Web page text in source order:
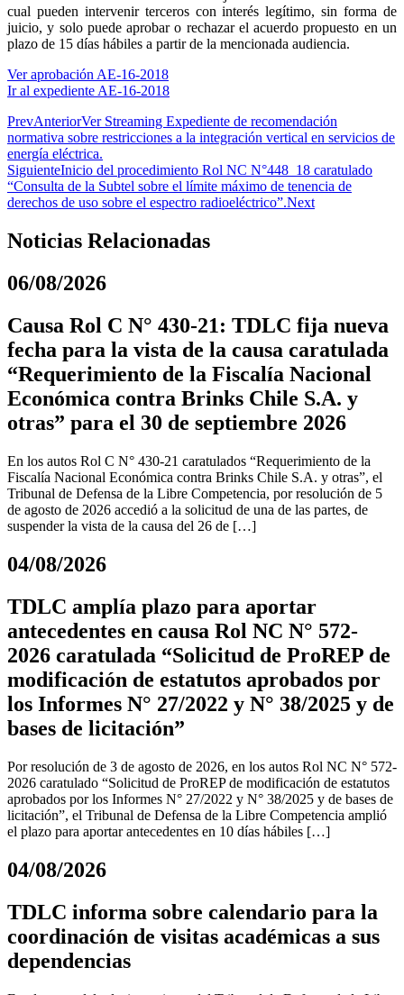
cual pueden intervenir terceros con interés legítimo, sin forma de
juicio, y solo puede aprobar o rechazar el acuerdo propuesto en un
plazo de 15 días hábiles a partir de la mencionada audiencia.
Ver aprobación AE-16-2018
Ir al expediente AE-16-2018
PrevAnteriorVer Streaming Expediente de recomendación
normativa sobre restricciones a la integración vertical en servicios de
energía eléctrica.
SiguienteInicio del procedimiento Rol NC N°448_18 caratulado
“Consulta de la Subtel sobre el límite máximo de tenencia de
derechos de uso sobre el espectro radioeléctrico”.Next
Noticias Relacionadas
06/08/2026
Causa Rol C N° 430-21: TDLC fija nueva
fecha para la vista de la causa caratulada
“Requerimiento de la Fiscalía Nacional
Económica contra Brinks Chile S.A. y
otras” para el 30 de septiembre 2026
En los autos Rol C N° 430-21 caratulados “Requerimiento de la
Fiscalía Nacional Económica contra Brinks Chile S.A. y otras”, el
Tribunal de Defensa de la Libre Competencia, por resolución de 5
de agosto de 2026 accedió a la solicitud de una de las partes, de
suspender la vista de la causa del 26 de […]
04/08/2026
TDLC amplía plazo para aportar
antecedentes en causa Rol NC N° 572-
2026 caratulada “Solicitud de ProREP de
modificación de estatutos aprobados por
los Informes N° 27/2022 y N° 38/2025 y de
bases de licitación”
Por resolución de 3 de agosto de 2026, en los autos Rol NC N° 572-
2026 caratulado “Solicitud de ProREP de modificación de estatutos
aprobados por los Informes N° 27/2022 y N° 38/2025 y de bases de
licitación”, el Tribunal de Defensa de la Libre Competencia amplió
el plazo para aportar antecedentes en 10 días hábiles […]
04/08/2026
TDLC informa sobre calendario para la
coordinación de visitas académicas a sus
dependencias